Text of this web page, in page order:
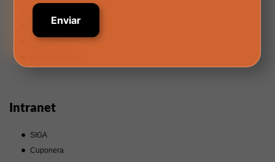
Nuestra Empresa
Trabaja con Nosotros
Corporativo
Intranet
SIGA
Cuponera